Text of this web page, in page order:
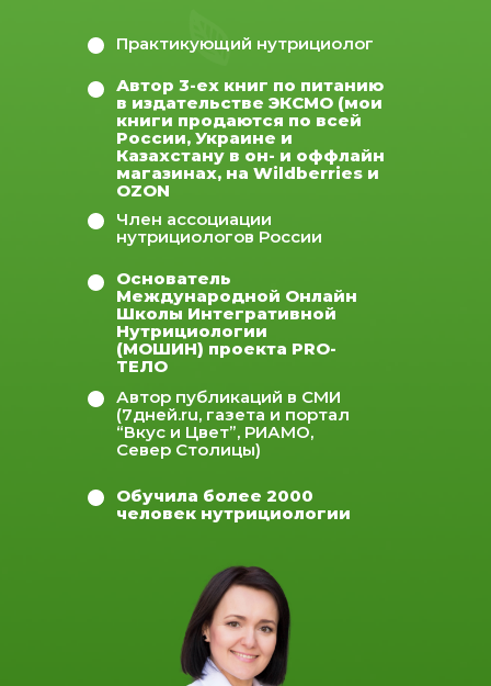
Практикующий нутрициолог
Член ассоциации
нутрициологов России
Основатель
Международной Онлайн
Школы Интегративной
Нутрициологии
(МОШИН) проекта PRO-
ТЕЛО
Автор публикаций в СМИ
(7дней.ru, газета и портал
“Вкус и Цвет”, РИАМО,
Север Столицы)
Обучила более 2000
человек нутрициологии
Автор 3-ех книг по питанию
в издательстве ЭКСМО (мои
книги продаются по всей
России, Украине и
Казахстану в он- и оффлайн
магазинах, на Wildberries и
OZON